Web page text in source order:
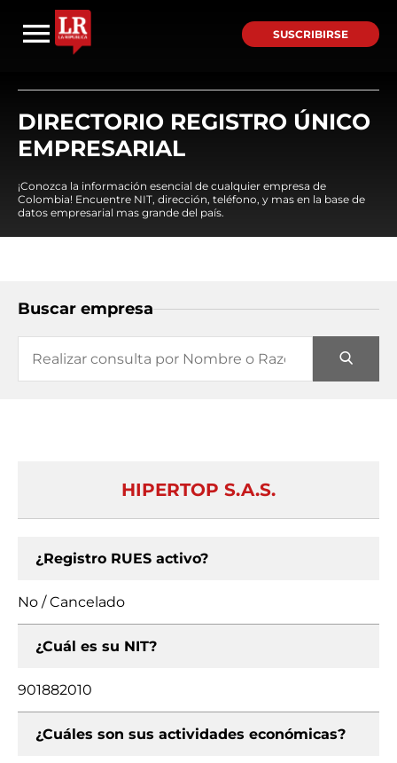
SUSCRIBIRSE
DIRECTORIO REGISTRO ÚNICO
EMPRESARIAL
¡Conozca la información esencial de cualquier empresa de
Colombia! Encuentre NIT, dirección, teléfono, y mas en la base de
datos empresarial mas grande del país.
Buscar empresa
HIPERTOP S.A.S.
¿Registro RUES activo?
No / Cancelado
¿Cuál es su NIT?
901882010
¿Cuáles son sus actividades económicas?